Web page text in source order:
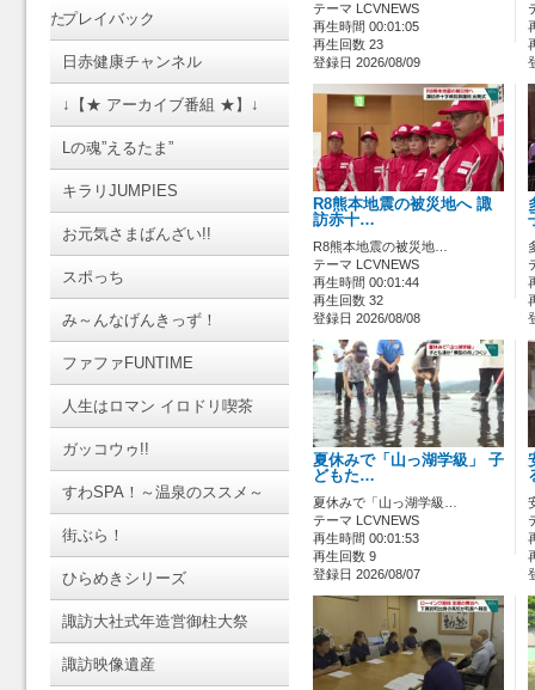
たプレイバック
日赤健康チャンネル
↓【★ アーカイブ番組 ★】↓
Lの魂”えるたま”
キラリJUMPIES
お元気さまばんざい!!
スポっち
み～んなげんきっず！
ファファFUNTIME
人生はロマン イロドリ喫茶
ガッコウゥ!!
すわSPA！～温泉のススメ～
街ぶら！
ひらめきシリーズ
諏訪大社式年造営御柱大祭
諏訪映像遺産
テーマ LCVNEWS
再生時間 00:01:05
再生回数 23
登録日 2026/08/09
R8熊本地震の被災地へ 諏
訪赤十…
R8熊本地震の被災地…
テーマ LCVNEWS
再生時間 00:01:44
再生回数 32
登録日 2026/08/08
夏休みで「山っ湖学級」 子
どもた…
夏休みで「山っ湖学級…
テーマ LCVNEWS
再生時間 00:01:53
再生回数 9
登録日 2026/08/07